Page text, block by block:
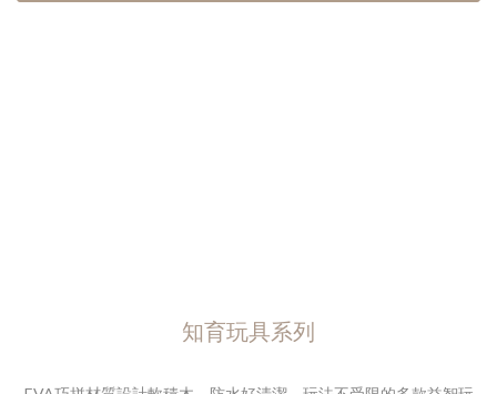
知育玩具系列